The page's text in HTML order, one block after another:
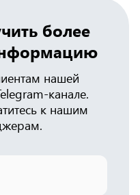
более
нашей
канале.
к нашим